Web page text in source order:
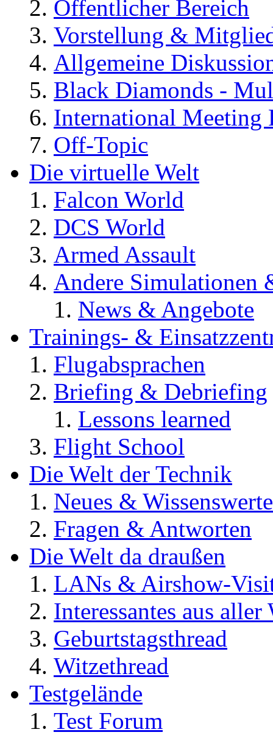
Öffentlicher Bereich
Vorstellung &
Allgemeine
Black Diamonds -
International Meeting
Off-Topic
Die virtuelle Welt
Falcon World
DCS World
Armed Assault
Andere Simulationen
News & Angebote
Trainings- &
Flugabsprachen
Briefing & Debriefing
Lessons learned
Flight School
Die Welt der Technik
Neues &
Fragen & Antworten
Die Welt da draußen
LANs & Airshow-
Interessantes aus aller
Geburtstagsthread
Witzethread
Testgelände
Test Forum